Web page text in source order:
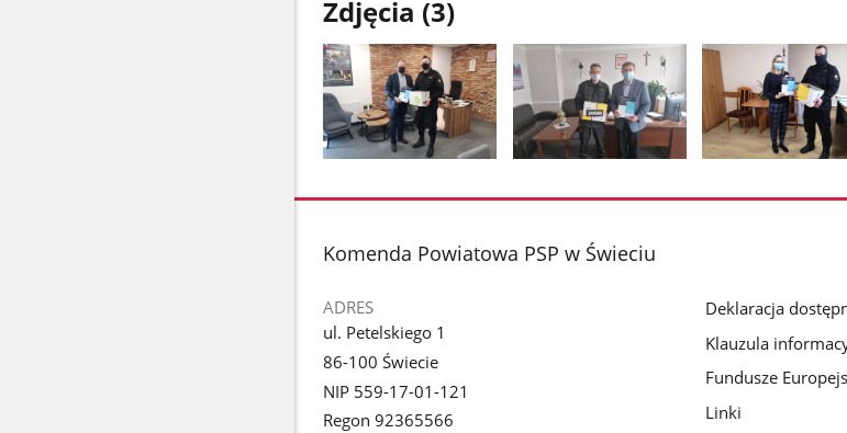
Zdjęcia (3)
galerii.
galerii.
stopka
Komenda Powiatowa PSP w Świeciu
ADRES
ul. Petelskiego 1
86-100 Świecie
NIP 559-17-01-121
Regon 92365566
Deklaracja
Klauzula
Fundusze
Linki